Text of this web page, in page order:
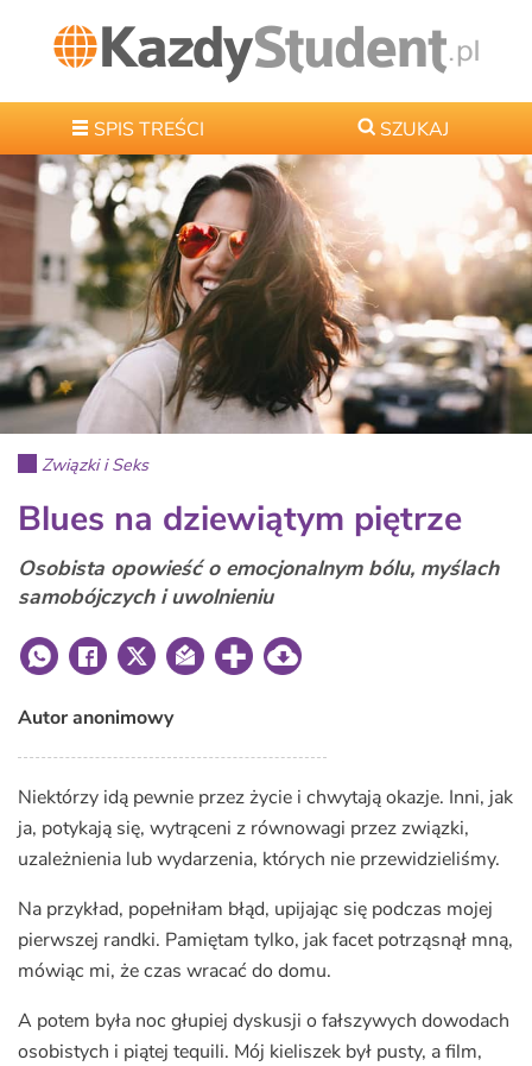
SPIS TREŚCI SZUKAJ
Związki i Seks
Blues na dziewiątym piętrze
Osobista opowieść o emocjonalnym bólu, myślach
samobójczych i uwolnieniu
Autor anonimowy
Niektórzy idą pewnie przez życie i chwytają okazje. Inni, jak
ja, potykają się, wytrąceni z równowagi przez związki,
uzależnienia lub wydarzenia, których nie przewidzieliśmy.
Na przykład, popełniłam błąd, upijając się podczas mojej
pierwszej randki. Pamiętam tylko, jak facet potrząsnął mną,
mówiąc mi, że czas wracać do domu.
A potem była noc głupiej dyskusji o fałszywych dowodach
osobistych i piątej tequili. Mój kieliszek był pusty, a film,